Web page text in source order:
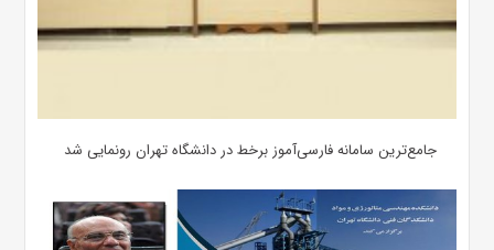
جامع‌ترین سامانه فارسی‌آموز برخط در دانشگاه تهران رونمایی شد